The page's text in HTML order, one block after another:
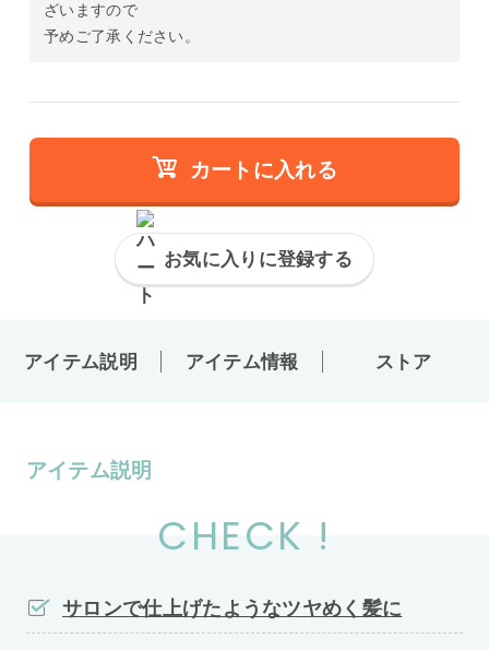
ざいますので
予めご了承ください。
カートに入れる
お気に入りに登録する
アイテム説明 アイテム情報 ストア
アイテム説明
CHECK !
サロンで仕上げたようなツヤめく髪に